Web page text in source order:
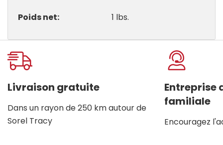
Poids net 1 lbs.
Onglet
personnalisé
Livraison gratuite
Dans un rayon de 250 km autour de
Sorel Tracy
Entreprise
familiale
Encouragez